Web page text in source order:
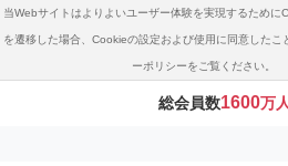
当Webサイトはよりよいユーザー体験を実現するため
を遷移した場合、Cookieの設定および使用に同意した
ーポリシーをご覧ください。
総会員数1600万人